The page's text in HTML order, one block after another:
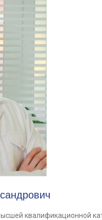
квалификационной